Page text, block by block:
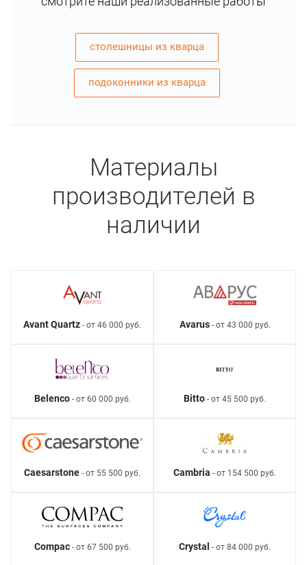
столешницы из кварца
подоконники из кварца
Материалы
производителей в
наличии
Avant Quartz - от 46 000 руб. Avarus- от 43 000 руб.
Belenco- от 60 000 руб. Bitto - от 45 500 руб.
Caesarstone - от 55 500 руб. Cambria - от 154 500 руб.
Compac- от 67 500 руб. Crystal - от 84 000 руб.